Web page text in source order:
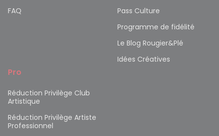
FAQ
Pass Culture
Programme de fidélité
Le Blog Rougier&Plé
Idées Créatives
Pro
Réduction Privilège Club
Artistique
Réduction Privilège Artiste
Professionnel